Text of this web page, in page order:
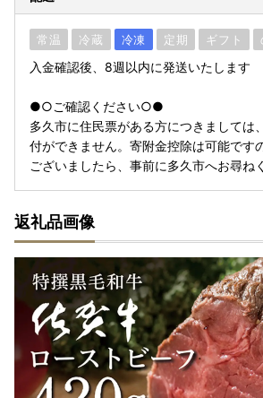
常温 冷蔵 冷凍 定期 ギフト
入金確認後、8週以内に発送いたします
●○ご確認ください○●
多久市に住民票がある方につきましては
付ができません。寄附金控除は可能です
ございましたら、事前に多久市へお尋ね
返礼品画像